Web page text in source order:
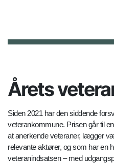
Årets
Siden 2021 har den siddende
veterankommune. Prisen går til
at anerkende veteraner, lægger
relevante aktører, og som har en
veteranindsatsen – med